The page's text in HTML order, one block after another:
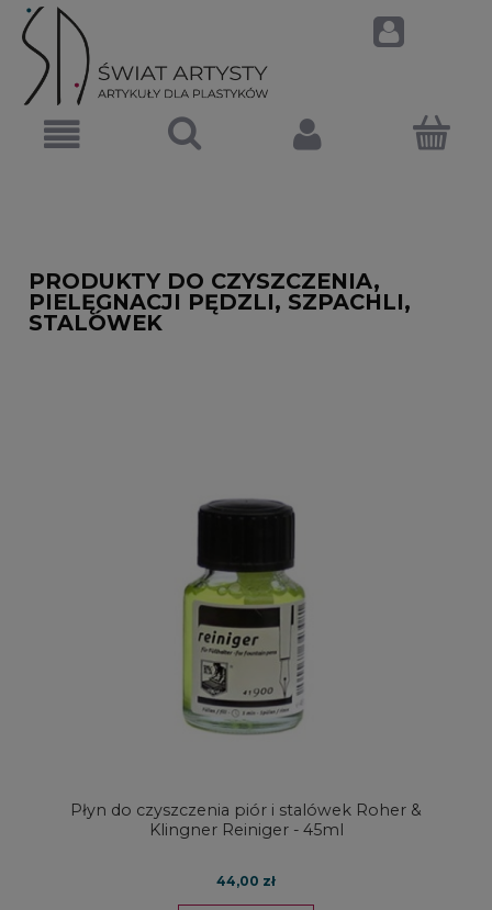
PRODUKTY DO CZYSZCZENIA,
PIELĘGNACJI PĘDZLI, SZPACHLI,
STALÓWEK
Płyn do czyszczenia piór i stalówek Roher &
Klingner Reiniger - 45ml
44,00 zł